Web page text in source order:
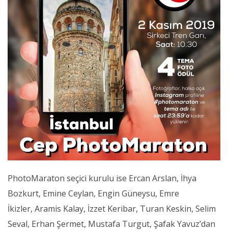
PhotoMaraton seçici kurulu ise Ercan Arslan, İhya
Bozkurt, Emine Ceylan, Engin Güneysu, Emre
İkizler, Aramis Kalay, İzzet Keribar, Turan Keskin, Selim
Seval, Erhan Şermet, Mustafa Turgut, Şafak Yavuz’dan